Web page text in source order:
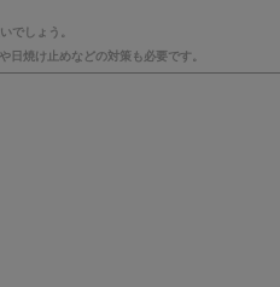
でしょう。
焼け止めなどの対策も必要です。